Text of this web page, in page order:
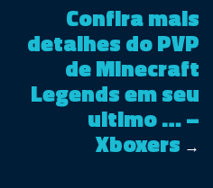
Confira mais
detalhes do PVP
de Minecraft
Legends em seu
ultimo … –
Xboxers →